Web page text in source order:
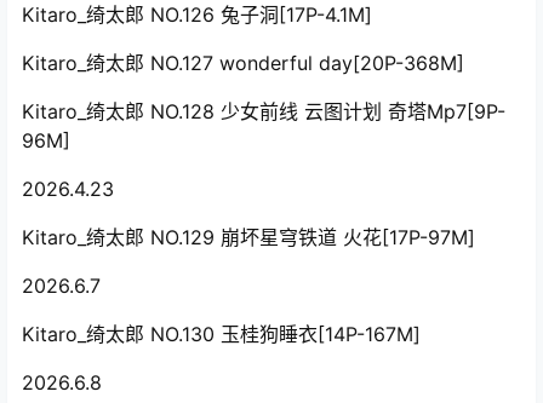
Kitaro_绮太郎 NO.126 兔子洞[17P-4.1M]
Kitaro_绮太郎 NO.127 wonderful day[20P-368M]
Kitaro_绮太郎 NO.128 少女前线 云图计划 奇塔Mp7[9P-
96M]
2026.4.23
Kitaro_绮太郎 NO.129 崩坏星穹铁道 火花[17P-97M]
2026.6.7
Kitaro_绮太郎 NO.130 玉桂狗睡衣[14P-167M]
2026.6.8